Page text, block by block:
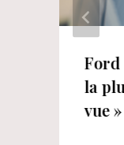
Ford
la
vue »